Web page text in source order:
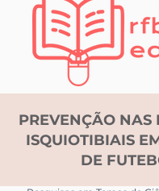
PREVENÇÃO NAS
ISQUIOTIBIAIS
DE